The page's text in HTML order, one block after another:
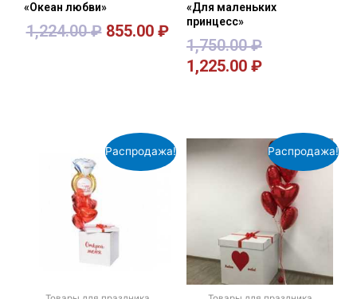
«Океан любви»
1,224.00₽ 855.00 ₽
«Для маленьких
принцесс»
1,750.00₽
1,225.00 ₽
Распродажа! Распродажа!